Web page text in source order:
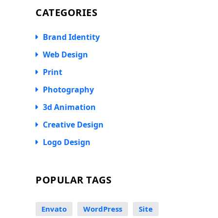
CATEGORIES
Brand Identity
Web Design
Print
Photography
3d Animation
Creative Design
Logo Design
POPULAR TAGS
Envato WordPress
Site